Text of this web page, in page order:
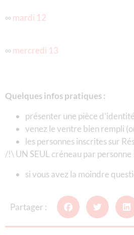
∞ mardi 12
∞ mercredi 13
Quelques infos pratiques :
présenter une pièce
venez le ventre bien rempli
les personnes inscrites sur
/!\ UN SEUL créneau par personne
si vous avez la moindre
Partager :